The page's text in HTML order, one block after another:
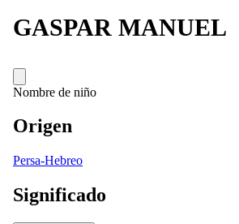
GASPAR MANUEL
Nombre de niño
Origen
Persa-Hebreo
Significado